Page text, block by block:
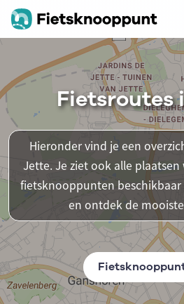
Fietsroutes
Hieronder vind je een
Jette. Je ziet ook alle
fietsknooppunten beschikbaar
en ontdek de